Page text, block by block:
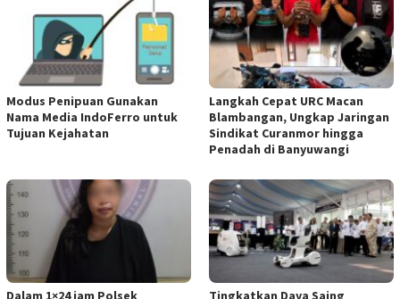
Modus Penipuan Gunakan
Nama Media IndoFerro untuk
Tujuan Kejahatan
Langkah Cepat URC Macan
Blambangan, Ungkap Jaringan
Sindikat Curanmor hingga
Penadah di Banyuwangi
Dalam 1×24 jam Polsek Tingkatkan Daya Saing